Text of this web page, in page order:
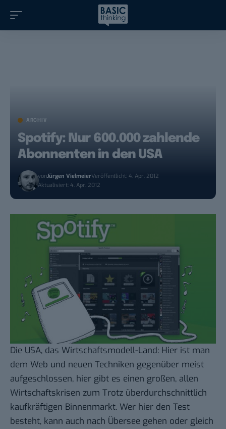
ARCHIV
Spotify: Nur 600.000 zahlende
Abonnenten in den USA
vonJürgen VielmeierVeröffentlicht: 4. Apr. 2012
Aktualisiert: 4. Apr. 2012
Die USA, das Wirtschaftsmodell-Land: Hier ist man
dem Web und neuen Techniken gegenüber meist
aufgeschlossen, hier gibt es einen großen, allen
Wirtschaftskrisen zum Trotz überdurchschnittlich
kaufkräftigen Binnenmarkt. Wer hier den Test
besteht, kann auch nach Übersee gehen oder gleich